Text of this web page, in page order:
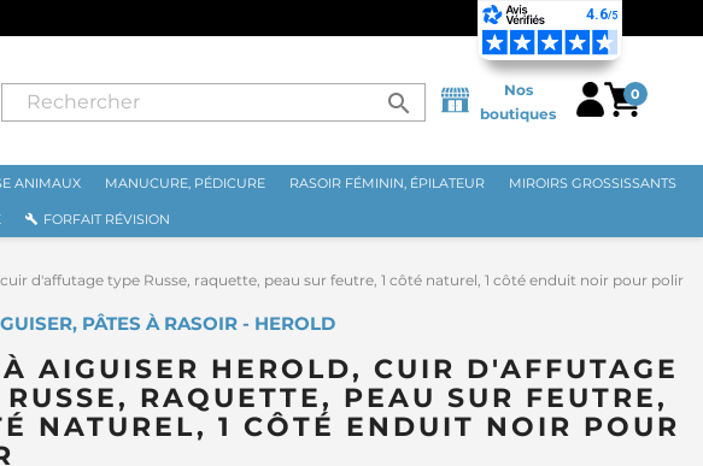
DÈS 70€ ⭐
search
Nos
boutiques
0
ANIMAUX MANUCURE, PÉDICURE RASOIR FÉMININ, ÉPILATEUR MIROIRS GROSSISSANTS
FORFAIT RÉVISION
d'affutage type Russe, raquette, peau sur feutre, 1 côté naturel, 1 côté enduit noir pour polir
PÂTES À RASOIR - HEROLD
AIGUISER HEROLD, CUIR D'AFFUTAGE
RAQUETTE, PEAU SUR FEUTRE,
NATUREL, 1 CÔTÉ ENDUIT NOIR POUR